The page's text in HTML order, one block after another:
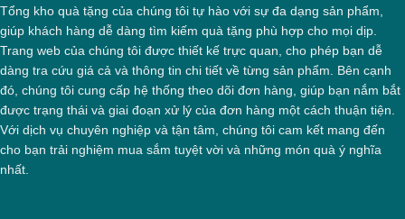
Tổng kho quà tặng của chúng tôi tự hào với sự đa dạng sản phẩm,
giúp khách hàng dễ dàng tìm kiếm quà tặng phù hợp cho mọi dịp.
Trang web của chúng tôi được thiết kế trực quan, cho phép bạn dễ
dàng tra cứu giá cả và thông tin chi tiết về từng sản phẩm. Bên cạnh
đó, chúng tôi cung cấp hệ thống theo dõi đơn hàng, giúp bạn nắm bắt
được trạng thái và giai đoạn xử lý của đơn hàng một cách thuận tiện.
Với dịch vụ chuyên nghiệp và tận tâm, chúng tôi cam kết mang đến
cho bạn trải nghiệm mua sắm tuyệt vời và những món quà ý nghĩa
nhất.